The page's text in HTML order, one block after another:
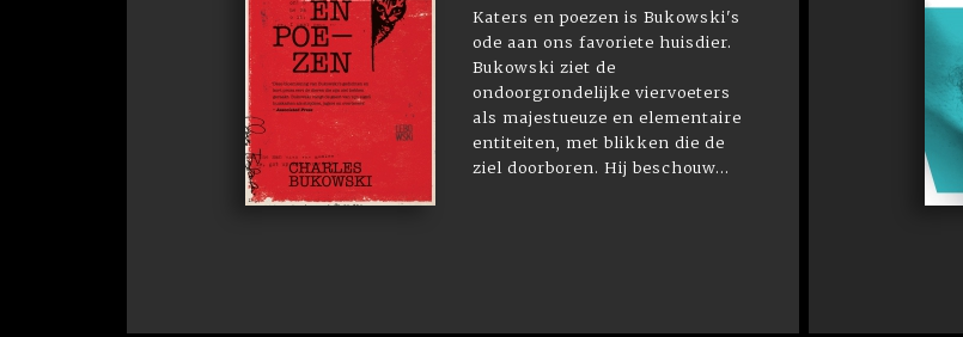
Katers en poezen is Bukowski's
ode aan ons favoriete huisdier.
Bukowski ziet de
ondoorgrondelijke viervoeters
als majestueuze en elementaire
entiteiten, met blikken die de
ziel doorboren. Hij beschouw...